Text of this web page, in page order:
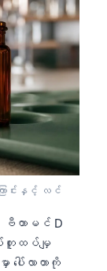
ာင်းနှင့် လင်
တာမင် D
ထပ်မျှ
ပေါ်လာတာကို